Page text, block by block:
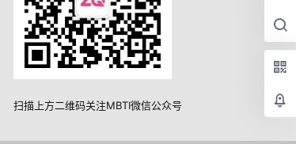
扫描上方二维码关注MBTI微信公众号